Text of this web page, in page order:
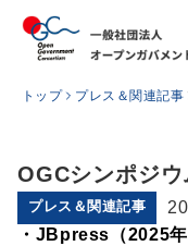
トップ プレス＆関連記事
OGCシンポジ
プレス＆関連記事
・JBpress（2025年